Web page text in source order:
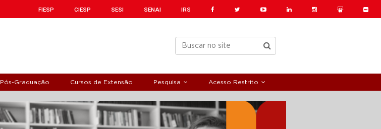
FIESP CIESP SESI SENAI IRS
Pós-Graduação Cursos de Extensão Pesquisa Acesso Restrito